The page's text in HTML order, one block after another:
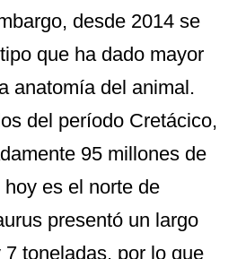
desde 2014 se
que ha dado mayor
anatomía del animal.
del período Cretácico,
95 millones de
es el norte de
presentó un largo
toneladas, por lo que